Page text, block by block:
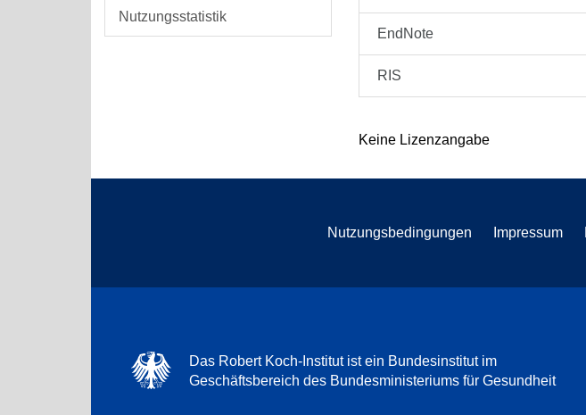
Nutzungsstatistik
EndNote
RIS
Keine Lizenzangabe
Nutzungsbedingungen Impressum
Das Robert Koch-Institut ist ein Bundesinstitut im
Geschäftsbereich des Bundesministeriums für Gesundheit